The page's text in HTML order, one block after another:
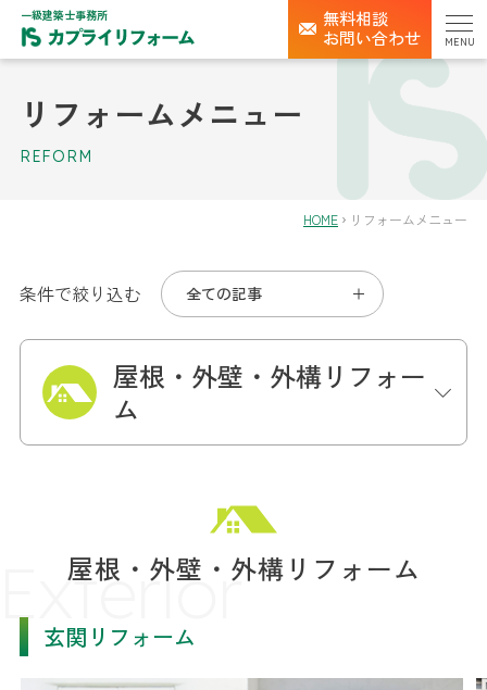
一級建築士事務所
無料相談
お問い合わせ
MENU
リフォームメニュー
REFORM
HOME リフォームメニュー
条件で絞り込む 全ての記事
屋根・外壁・外構リフォー
ム
屋根・外壁・外構リフォーム
玄関リフォーム